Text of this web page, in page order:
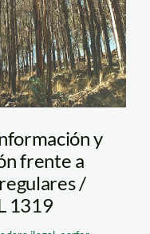
y
frente a
/
1319